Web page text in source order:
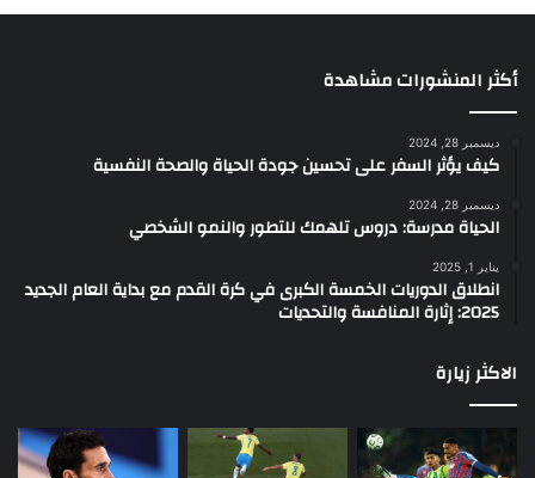
أكثر المنشورات مشاهدة
ديسمبر 28, 2024
كيف يؤثر السفر على تحسين جودة الحياة والصحة النفسية
ديسمبر 28, 2024
الحياة مدرسة: دروس تلهمك للتطور والنمو الشخصي
يناير 1, 2025
انطلاق الدوريات الخمسة الكبرى في كرة القدم مع بداية العام الجديد
2025: إثارة المنافسة والتحديات
الاكثر زيارة